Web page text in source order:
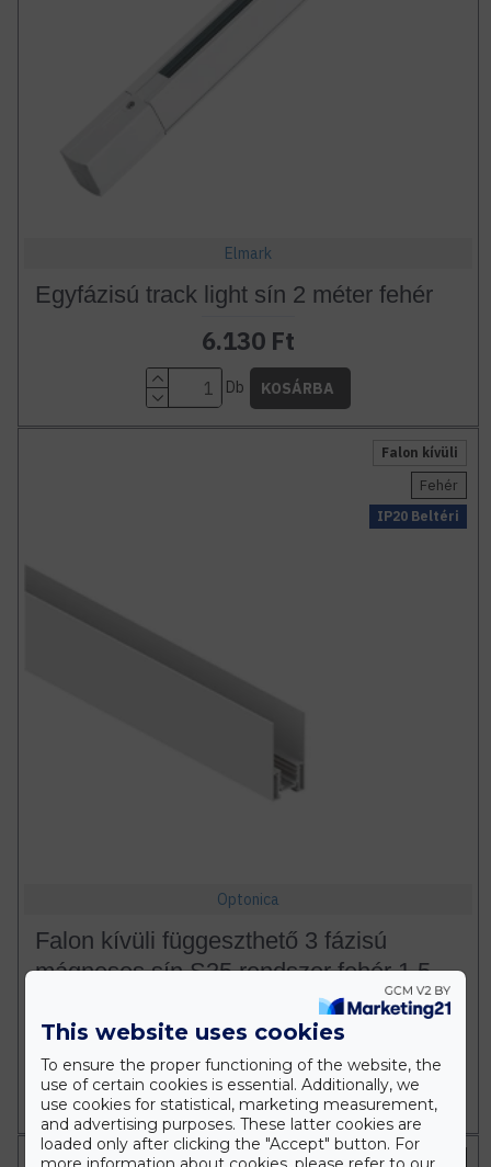
Elmark
Egyfázisú track light sín 2 méter fehér
6.130 Ft
Db KOSÁRBA
Falon kívüli
IP20 Beltéri
Fehér
Optonica
Falon kívüli függeszthető 3 fázisú
mágneses sín S35 rendszer fehér 1,5
13.787 Ft
Db KOSÁRBA
Fehér
This website uses cookies
To ensure the proper functioning of the website, the
use of certain cookies is essential. Additionally, we
use cookies for statistical, marketing measurement,
and advertising purposes. These latter cookies are
loaded only after clicking the "Accept" button. For